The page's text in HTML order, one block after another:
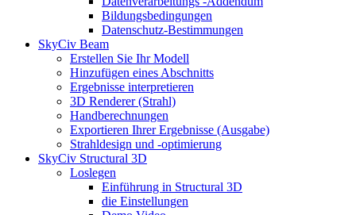
Bildungsbedingungen
Datenschutz-Bestimmungen
SkyCiv Beam
Erstellen Sie Ihr Modell
Hinzufügen eines Abschnitts
Ergebnisse interpretieren
3D Renderer (Strahl)
Handberechnungen
Exportieren Ihrer Ergebnisse (Ausgabe)
Strahldesign und -optimierung
SkyCiv Structural 3D
Loslegen
Einführung in Structural 3D
die Einstellungen